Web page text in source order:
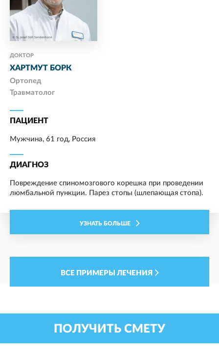
ДОКТОР
ХАРТМУТ БОРК
Ортопед
Травматолог
ПАЦИЕНТ
Мужчина, 61 год, Россия
ДИАГНОЗ
Повреждение спиномозгового корешка при проведении
люмбальной пункции. Парез стопы (шлепающая стопа).
УЗНАТЬ БОЛЬШЕ
ВСЕ ПРИМЕРЫ ЛЕЧЕНИЯ
ПОЛУЧИТЬ СМЕТУ